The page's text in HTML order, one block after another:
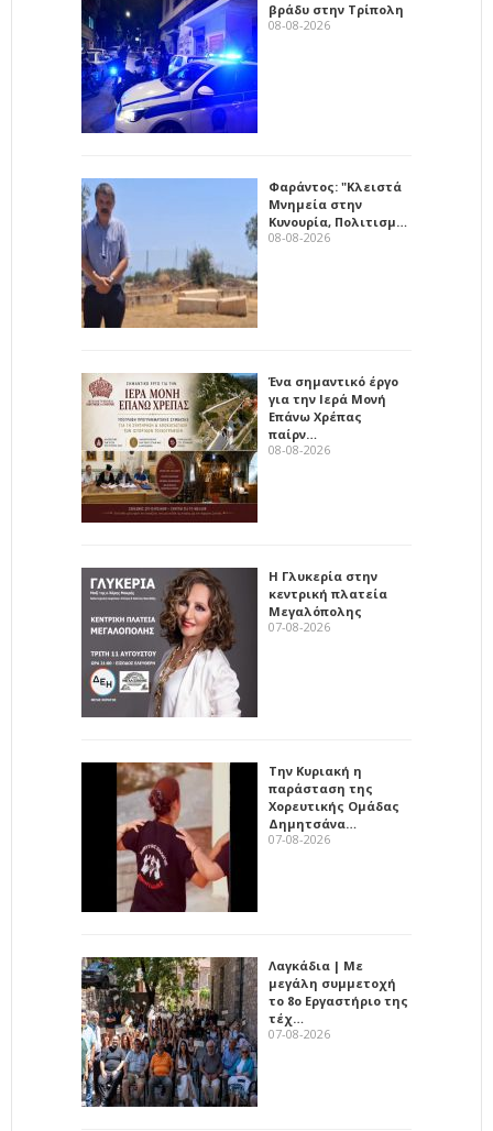
βράδυ στην Τρίπολη
08-08-2026
Φαράντος: "Κλειστά
Μνημεία στην
Κυνουρία, Πολιτισμ…
08-08-2026
Ένα σημαντικό έργο
για την Ιερά Μονή
Επάνω Χρέπας
παίρν…
08-08-2026
Η Γλυκερία στην
κεντρική πλατεία
Μεγαλόπολης
07-08-2026
Την Κυριακή η
παράσταση της
Χορευτικής Ομάδας
Δημητσάνα…
07-08-2026
Λαγκάδια | Με
μεγάλη συμμετοχή
το 8ο Εργαστήριο της
τέχ…
07-08-2026